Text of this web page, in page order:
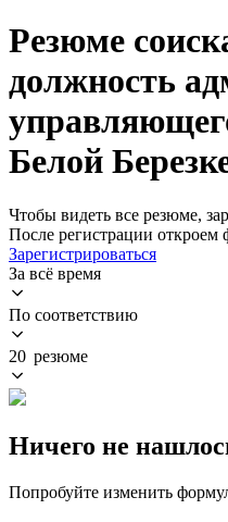
Резюме
должность
Белой
Чтобы видеть все резюме,
После регистрации откроем
Зарегистрироваться
За всё время
По соответствию
20 резюме
Ничего не
Попробуйте изменить